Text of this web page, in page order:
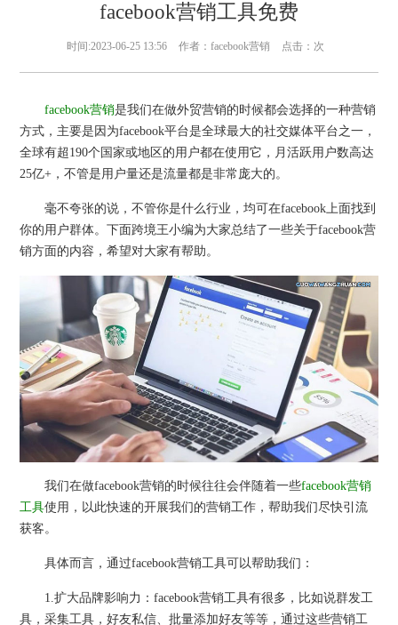
facebook营销工具免费
时间:2023-06-25 13:56 作者：facebook营销 点击： 次
facebook营销是我们在做外贸营销的时候都会选择的一种营销
方式，主要是因为facebook平台是全球最大的社交媒体平台之一，
全球有超190个国家或地区的用户都在使用它，月活跃用户数高达
25亿+，不管是用户量还是流量都是非常庞大的。
毫不夸张的说，不管你是什么行业，均可在facebook上面找到
你的用户群体。下面跨境王小编为大家总结了一些关于facebook营
销方面的内容，希望对大家有帮助。
我们在做facebook营销的时候往往会伴随着一些facebook营销
工具使用，以此快速的开展我们的营销工作，帮助我们尽快引流
获客。
具体而言，通过facebook营销工具可以帮助我们：
1.扩大品牌影响力：facebook营销工具有很多，比如说群发工
具，采集工具，好友私信、批量添加好友等等，通过这些营销工